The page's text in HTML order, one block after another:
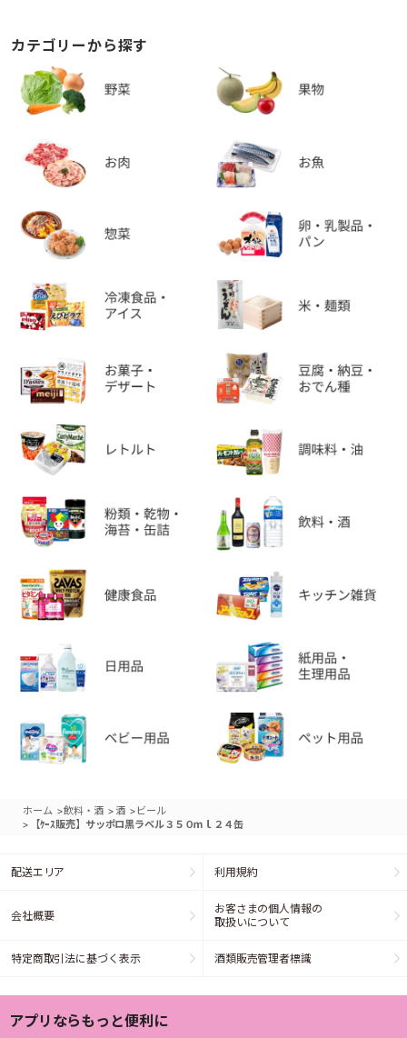
カテゴリーから探す
ホーム >飲料・酒 > 酒 > ビール
> 【ｹｰｽ販売】サッポロ黒ラベル３５０ｍｌ２４缶
配送エリア 利用規約
会社概要
お客さまの個人情報の
取扱いについて
特定商取引法に基づく表示 酒類販売管理者標識
アプリならもっと便利に